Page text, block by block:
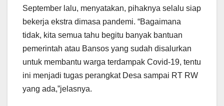
September lalu, menyatakan, pihaknya selalu siap
bekerja ekstra dimasa pandemi. “Bagaimana
tidak, kita semua tahu begitu banyak bantuan
pemerintah atau Bansos yang sudah disalurkan
untuk membantu warga terdampak Covid-19, tentu
ini menjadi tugas perangkat Desa sampai RT RW
yang ada,”jelasnya.